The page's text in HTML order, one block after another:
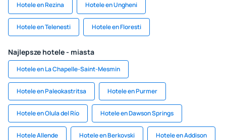
Hotele en Rezina Hotele en Ungheni
Hotele en Telenesti Hotele en Floresti
Najlepsze hotele - miasta
Hotele en La Chapelle-Saint-Mesmin
Hotele en Paleokastritsa Hotele en Purmer
Hotele en Olula del Río Hotele en Dawson Springs
Hotele Allende Hotele en Berkovski Hotele en Addison